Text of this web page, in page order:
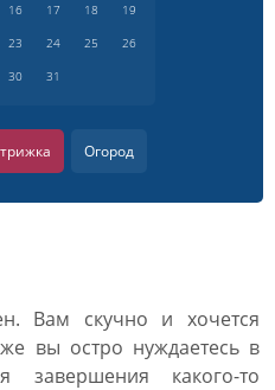
16 17 18
19
23 24 25
26
30 31
Огород
Вам скучно и хочется
вы остро нуждаетесь в
завершения какого-то